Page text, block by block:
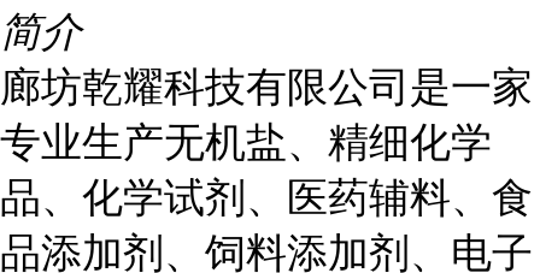
简介
廊坊乾耀科技有限公司是一家
专业生产无机盐、精细化学
品、化学试剂、医药辅料、食
品添加剂、饲料添加剂、电子